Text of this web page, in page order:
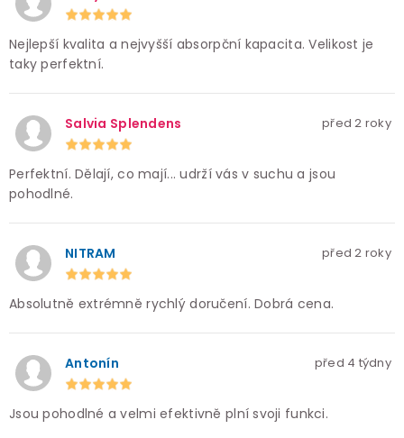
Nejlepší kvalita a nejvyšší absorpční kapacita. Velikost je
taky perfektní.
Salvia Splendens před 2 roky
Perfektní. Dělají, co mají... udrží vás v suchu a jsou
pohodlné.
NITRAM před 2 roky
Absolutně extrémně rychlý doručení. Dobrá cena.
Antonín před 4 týdny
Jsou pohodlné a velmi efektivně plní svoji funkci.